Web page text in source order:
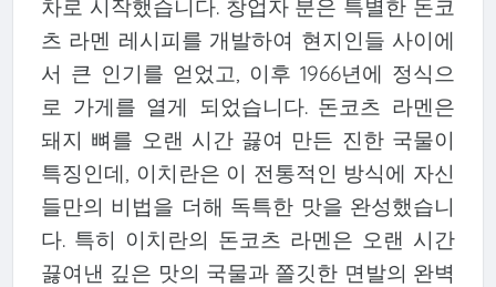
차로 시작했습니다. 창업자 분은 특별한 돈코
츠 라멘 레시피를 개발하여 현지인들 사이에
서 큰 인기를 얻었고, 이후 1966년에 정식으
로 가게를 열게 되었습니다. 돈코츠 라멘은
돼지 뼈를 오랜 시간 끓여 만든 진한 국물이
특징인데, 이치란은 이 전통적인 방식에 자신
들만의 비법을 더해 독특한 맛을 완성했습니
다. 특히 이치란의 돈코츠 라멘은 오랜 시간
끓여낸 깊은 맛의 국물과 쫄깃한 면발의 완벽